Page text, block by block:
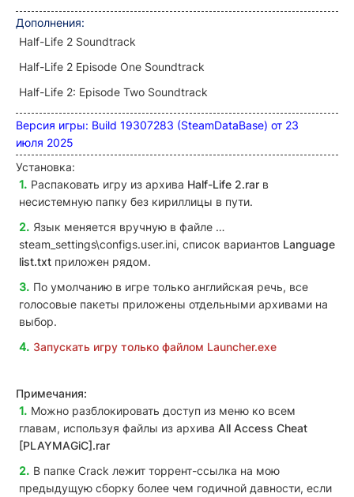
Дополнения:
Half-Life 2 Soundtrack
Half-Life 2 Episode One Soundtrack
Half-Life 2: Episode Two Soundtrack
Версия игры: Build 19307283 (SteamDataBase) от 23
июля 2025
Установка:
Распаковать игру из архива Half-Life 2.rar в
несистемную папку без кириллицы в пути.
Язык меняется вручную в файле …
steam_settings\configs.user.ini, список вариантов Language
list.txt приложен рядом.
По умолчанию в игре только английская речь, все
голосовые пакеты приложены отдельными архивами на
выбор.
Запускать игру только файлом Launcher.exe
Примечания:
Можно разблокировать доступ из меню ко всем
главам, используя файлы из архива All Access Cheat
[PLAYMAGiC].rar
В папке Crack лежит торрент-ссылка на мою
предыдущую сборку более чем годичной давности, если